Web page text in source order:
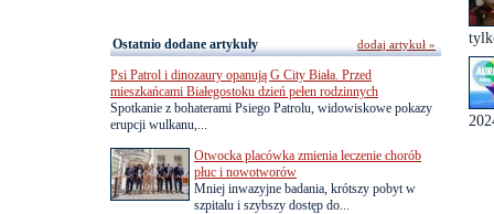
Ostatnio dodane artykuły
Psi Patrol i dinozaury opanują G City Biała. Przed
mieszkańcami Białegostoku dzień pełen rodzinnych
Spotkanie z bohaterami Psiego Patrolu, widowiskowe pokazy
erupcji wulkanu,...
Otwocka placówka zmienia leczenie chorób
płuc i nowotworów
Mniej inwazyjne badania, krótszy pobyt w
szpitalu i szybszy dostęp do...
dodaj artykuł »